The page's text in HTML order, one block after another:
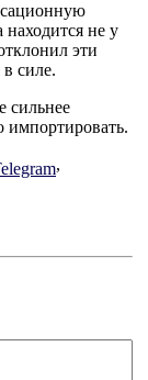
находится не у
эти
силе.
сильнее
импортировать.
,